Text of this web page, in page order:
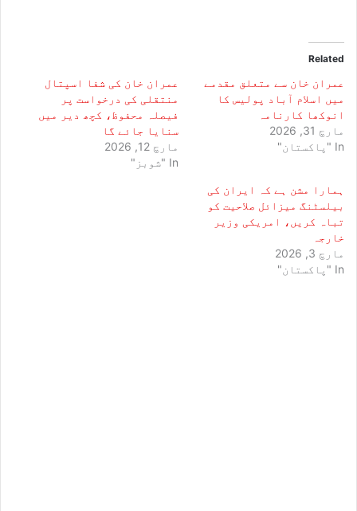
Related
عمران خان سے متعلق مقدمے
میں اسلام آباد پولیس کا
انوکھا کارنامہ
مارچ 31, 2026
In "پاکستان"
عمران خان کی شفا اسپتال
منتقلی کی درخواست پر
فیصلہ محفوظ، کچھ دیر میں
سنایا جائے گا
مارچ 12, 2026
In "شوبز"
ہمارا مشن ہے کہ ایران کی
بیلسٹنگ میزائل صلاحیت کو
تباہ کریں، امریکی وزیر
خارجہ
مارچ 3, 2026
In "پاکستان"